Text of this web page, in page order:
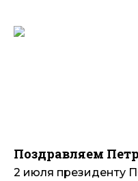
Поздравляем
2 июля президенту